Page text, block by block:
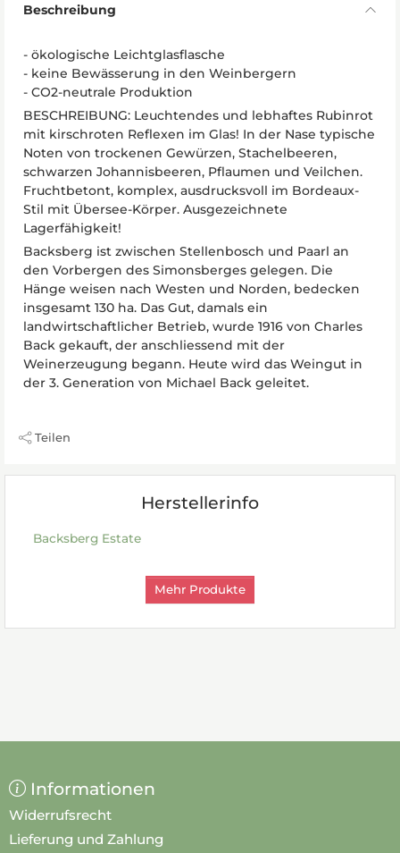
Beschreibung
- ökologische Leichtglasflasche
- keine Bewässerung in den Weinbergern
- CO2-neutrale Produktion
BESCHREIBUNG: Leuchtendes und lebhaftes Rubinrot
mit kirschroten Reflexen im Glas! In der Nase typische
Noten von trockenen Gewürzen, Stachelbeeren,
schwarzen Johannisbeeren, Pflaumen und Veilchen.
Fruchtbetont, komplex, ausdrucksvoll im Bordeaux-
Stil mit Übersee-Körper. Ausgezeichnete
Lagerfähigkeit!
Backsberg ist zwischen Stellenbosch und Paarl an
den Vorbergen des Simonsberges gelegen. Die
Hänge weisen nach Westen und Norden, bedecken
insgesamt 130 ha. Das Gut, damals ein
landwirtschaftlicher Betrieb, wurde 1916 von Charles
Back gekauft, der anschliessend mit der
Weinerzeugung begann. Heute wird das Weingut in
der 3. Generation von Michael Back geleitet.
Teilen
Herstellerinfo
Backsberg Estate
Mehr Produkte
Informationen
Widerrufsrecht
Lieferung und Zahlung